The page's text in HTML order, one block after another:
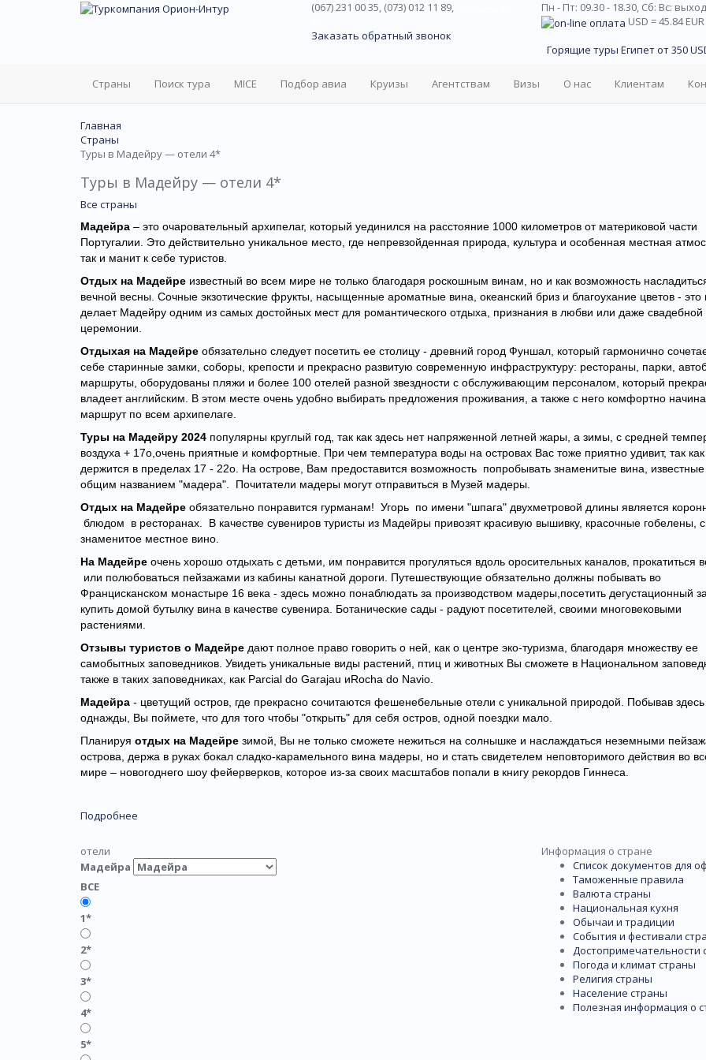
(067) 231 00 35, (073) 012 11 89,
Заказать обратный звонок
Пн - Пт: 09.30 - 18.30, Сб: Вс:
USD = 45.84EUR
Горящие туры Египет от 350
Страны Поиск тура MICE Подбор авиа Круизы Агентствам Визы О нас Клиентам
Главная
Страны
Туры в Мадейру — отели 4*
Туры в Мадейру — отели 4*
Все страны
Мадейра – это очаровательный архипелаг, который уединился на расстояние 1000 километров от материковой части
Португалии. Это действительно уникальное место, где непревзойденная природа, культура и особенная местная
так и манит к себе туристов.
Отдых на Мадейре известный во всем мире не только благодаря роскошным винам, но и как возможность
вечной весны. Сочные экзотические фрукты, насыщенные ароматные вина, океанский бриз и благоухание цветов - это
делает Мадейру одним из самых достойных мест для романтического отдыха, признания в любви или даже свадебной
церемонии.
Отдыхая на Мадейре обязательно следует посетить ее столицу - древний город Фуншал, который гармонично
себе старинные замки, соборы, крепости и прекрасно развитую современную инфраструктуру: рестораны, парки,
маршруты, оборудованы пляжи и более 100 отелей разной звездности с обслуживающим персоналом, который
владеет английским. В этом месте очень удобно выбирать предложения проживания, а также с него комфортно
маршрут по всем архипелаге.
Туры на Мадейру 2024 популярны круглый год, так как здесь нет напряженной летней жары, а зимы, с средней
воздуха + 17о,очень приятные и комфортные. При чем температура воды на островах Вас тоже приятно удивит, так
держится в пределах 17 - 22о. На острове, Вам предоставится возможность попробывать знаменитые вина,
общим названием "мадера". Почитатели мадеры могут отправиться в Музей мадеры.
Отдых на Мадейре обязательно понравится гурманам! Угорь по имени "шпага" двухметровой длины является
блюдом в ресторанах. В качестве сувениров туристы из Мадейры привозят красивую вышивку, красочные гобелены,
знаменитое местное вино.
На Мадейре очень хорошо отдыхать с детьми, им понравится прогуляться вдоль оросительных каналов, прокатиться
или полюбоваться пейзажами из кабины канатной дороги. Путешествующие обязательно должны побывать во
Францисканском монастыре 16 века - здесь можно понаблюдать за производством мадеры,посетить дегустационный
купить домой бутылку вина в качестве сувенира. Ботанические сады - радуют посетителей, своими многовековыми
растениями.
Отзывы туристов о Мадейре дают полное право говорить о ней, как о центре эко-туризма, благодаря множеству ее
самобытных заповедников. Увидеть уникальные виды растений, птиц и животных Вы сможете в Национальном
также в таких заповедниках, как Parcial do Garajau иRocha do Navio.
Мадейра - цветущий остров, где прекрасно сочитаются фешенебельные отели с уникальной природой. Побывав здесь
однажды, Вы поймете, что для того чтобы "открыть" для себя остров, одной поездки мало.
Планируя отдых на Мадейре зимой, Вы не только сможете нежиться на солнышке и наслаждаться неземными
острова, держа в руках бокал сладко-карамельного вина мадеры, но и стать свидетелем неповторимого действия во
мире – новогоднего шоу фейерверков, которое из-за своих масштабов попали в книгу рекордов Гиннеса.
Подробнее
отели
Мадейра
ВСЕ
1*
2*
3*
4*
5*
Информация о стране
Список документов для
Таможенные правила
Валюта страны
Национальная кухня
Обычаи и традиции
События и фестивали
Достопримечательности
Погода и климат страны
Религия страны
Население страны
Полезная информация о